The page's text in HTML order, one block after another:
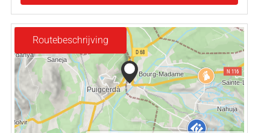
Routebeschrijving